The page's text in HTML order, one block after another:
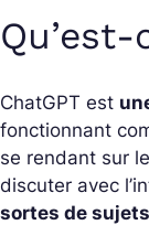
ChatGPT est
fonctionnant
se rendant sur
discuter avec
sortes de sujets